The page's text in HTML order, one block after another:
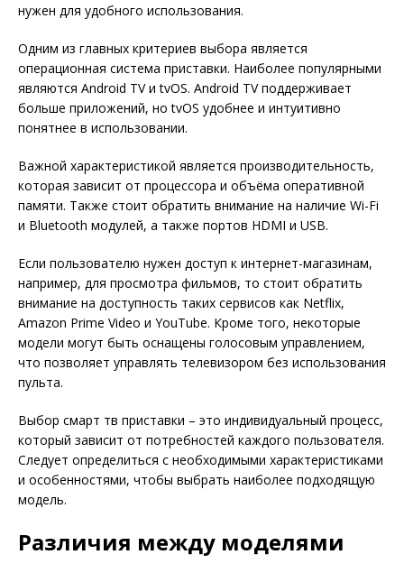
нужен для удобного использования.
Одним из главных критериев выбора является
операционная система приставки. Наиболее популярными
являются Android TV и tvOS. Android TV поддерживает
больше приложений, но tvOS удобнее и интуитивно
понятнее в использовании.
Важной характеристикой является производительность,
которая зависит от процессора и объёма оперативной
памяти. Также стоит обратить внимание на наличие Wi-Fi
и Bluetooth модулей, а также портов HDMI и USB.
Если пользователю нужен доступ к интернет-магазинам,
например, для просмотра фильмов, то стоит обратить
внимание на доступность таких сервисов как Netflix,
Amazon Prime Video и YouTube. Кроме того, некоторые
модели могут быть оснащены голосовым управлением,
что позволяет управлять телевизором без использования
пульта.
Выбор смарт тв приставки – это индивидуальный процесс,
который зависит от потребностей каждого пользователя.
Следует определиться с необходимыми характеристиками
и особенностями, чтобы выбрать наиболее подходящую
модель.
Различия между моделями